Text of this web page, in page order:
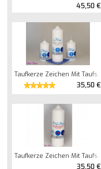
45,50 €
Taufkerze Zeichen Mit Taufspruch
35,50 €
Taufkerze Zeichen Mit Taufspruch Maritim
35,50 €